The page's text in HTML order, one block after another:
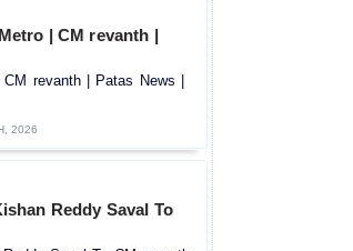
| CM revanth |
revanth | Patas News |
2026
Reddy Saval To